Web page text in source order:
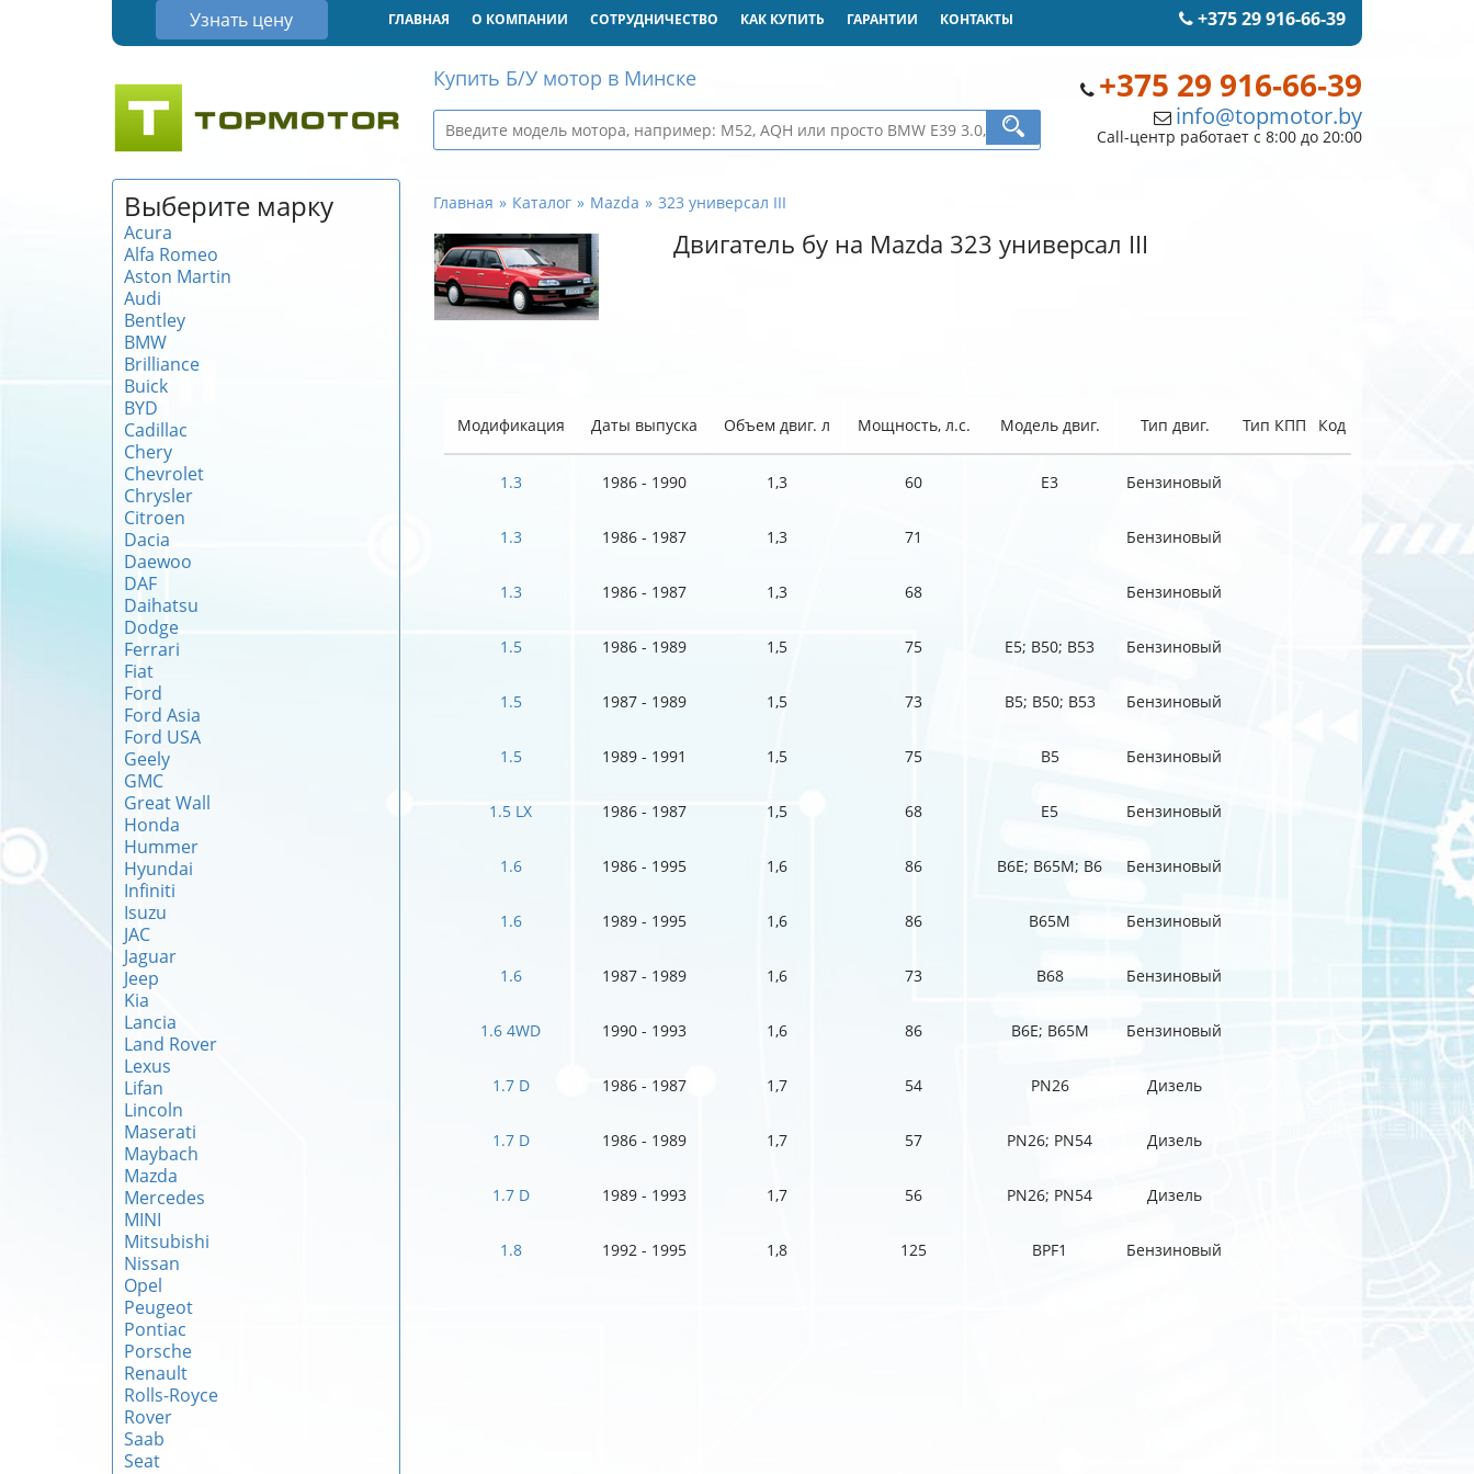
Узнать цену +375 29 916-66-39
ГЛАВНАЯ О КОМПАНИИ СОТРУДНИЧЕСТВО КАК КУПИТЬ ГАРАНТИИ КОНТАКТЫ
+375 29 916-66-39
info@topmotor.by
Call-центр работает с 8:00 до 20:00
Купить Б/У мотор в Минске
Выберите марку
Acura
Alfa Romeo
Aston Martin
Audi
Bentley
BMW
Brilliance
Buick
BYD
Cadillac
Chery
Chevrolet
Chrysler
Citroen
Dacia
Daewoo
DAF
Daihatsu
Dodge
Ferrari
Fiat
Ford
Ford Asia
Ford USA
Geely
GMC
Great Wall
Honda
Hummer
Hyundai
Infiniti
Isuzu
JAC
Jaguar
Jeep
Kia
Lancia
Land Rover
Lexus
Lifan
Lincoln
Maserati
Maybach
Mazda
Mercedes
MINI
Mitsubishi
Nissan
Opel
Peugeot
Pontiac
Porsche
Renault
Rolls-Royce
Rover
Saab
Seat
Главная Каталог Mazda 323 универсал III
Двигатель бу на Mazda 323 универсал III
Модификация Даты выпуска Объем двиг. л Мощность, л.с. Модель двиг. Тип двиг. Тип КПП Код
1.3 1986 - 1990 1,3 60 E3 Бензиновый
1.3 1986 - 1987 1,3 71 Бензиновый
1.3 1986 - 1987 1,3 68 Бензиновый
1.5 1986 - 1989 1,5 75 E5; B50; B53 Бензиновый
1.5 1987 - 1989 1,5 73 B5; B50; B53 Бензиновый
1.5 1989 - 1991 1,5 75 B5 Бензиновый
1.5 LX 1986 - 1987 1,5 68 E5 Бензиновый
1.6 1986 - 1995 1,6 86 B6E; B65M; B6 Бензиновый
1.6 1989 - 1995 1,6 86 B65M Бензиновый
1.6 1987 - 1989 1,6 73 B68 Бензиновый
1.6 4WD 1990 - 1993 1,6 86 B6E; B65M Бензиновый
1.7 D 1986 - 1987 1,7 54 PN26 Дизель
1.7 D 1986 - 1989 1,7 57 PN26; PN54 Дизель
1.7 D 1989 - 1993 1,7 56 PN26; PN54 Дизель
1.8 1992 - 1995 1,8 125 BPF1 Бензиновый